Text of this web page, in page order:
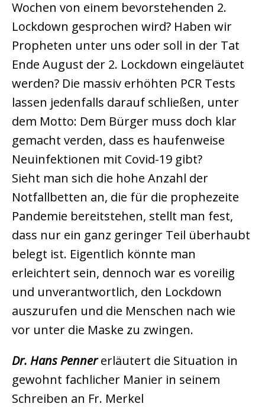
Wochen von einem bevorstehenden 2.
Lockdown gesprochen wird? Haben wir
Propheten unter uns oder soll in der Tat
Ende August der 2. Lockdown eingeläutet
werden? Die massiv erhöhten PCR Tests
lassen jedenfalls darauf schließen, unter
dem Motto: Dem Bürger muss doch klar
gemacht verden, dass es haufenweise
Neuinfektionen mit Covid-19 gibt?
Sieht man sich die hohe Anzahl der
Notfallbetten an, die für die prophezeite
Pandemie bereitstehen, stellt man fest,
dass nur ein ganz geringer Teil überhaubt
belegt ist. Eigentlich könnte man
erleichtert sein, dennoch war es voreilig
und unverantwortlich, den Lockdown
auszurufen und die Menschen nach wie
vor unter die Maske zu zwingen.
Dr. Hans Pennererläutert die Situation in
gewohnt fachlicher Manier in seinem
Schreiben an Fr. Merkel